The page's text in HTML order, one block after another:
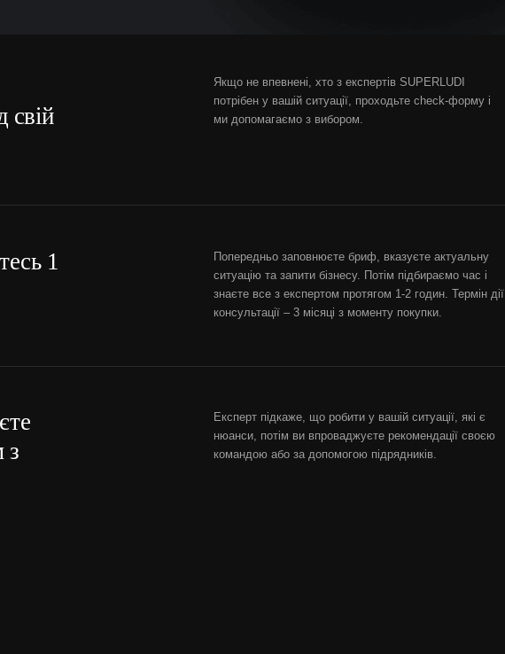
свій
Якщо не впевнені, хто з експертів SUPERLUDI
потрібен у вашій ситуації, проходьте check-форму і
ми допомагаємо з вибором.
1
Попередньо заповнюєте бриф, вказуєте актуальну
ситуацію та запити бізнесу. Потім підбираємо час і
знаєте все з експертом протягом 1-2 годин. Термін дії
консультації – 3 місяці з моменту покупки.
з
Експерт підкаже, що робити у вашій ситуації, які є
нюанси, потім ви впроваджуєте рекомендації своєю
командою або за допомогою підрядників.